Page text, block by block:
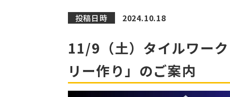
投稿日時 2024.10.18
11/9（土）タイルワー
リー作り」のご案内